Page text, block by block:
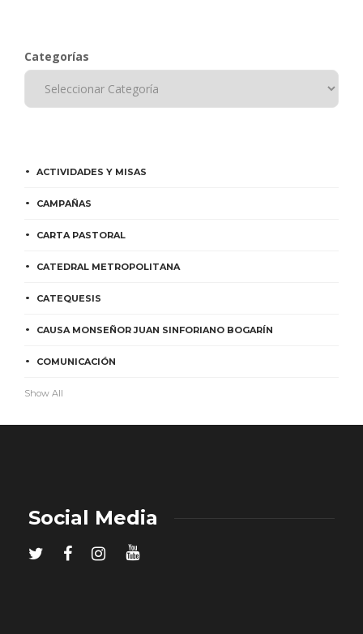
Categorías
ACTIVIDADES Y MISAS
CAMPAÑAS
CARTA PASTORAL
CATEDRAL METROPOLITANA
CATEQUESIS
CAUSA MONSEÑOR JUAN SINFORIANO BOGARÍN
COMUNICACIÓN
Show All
Social Media